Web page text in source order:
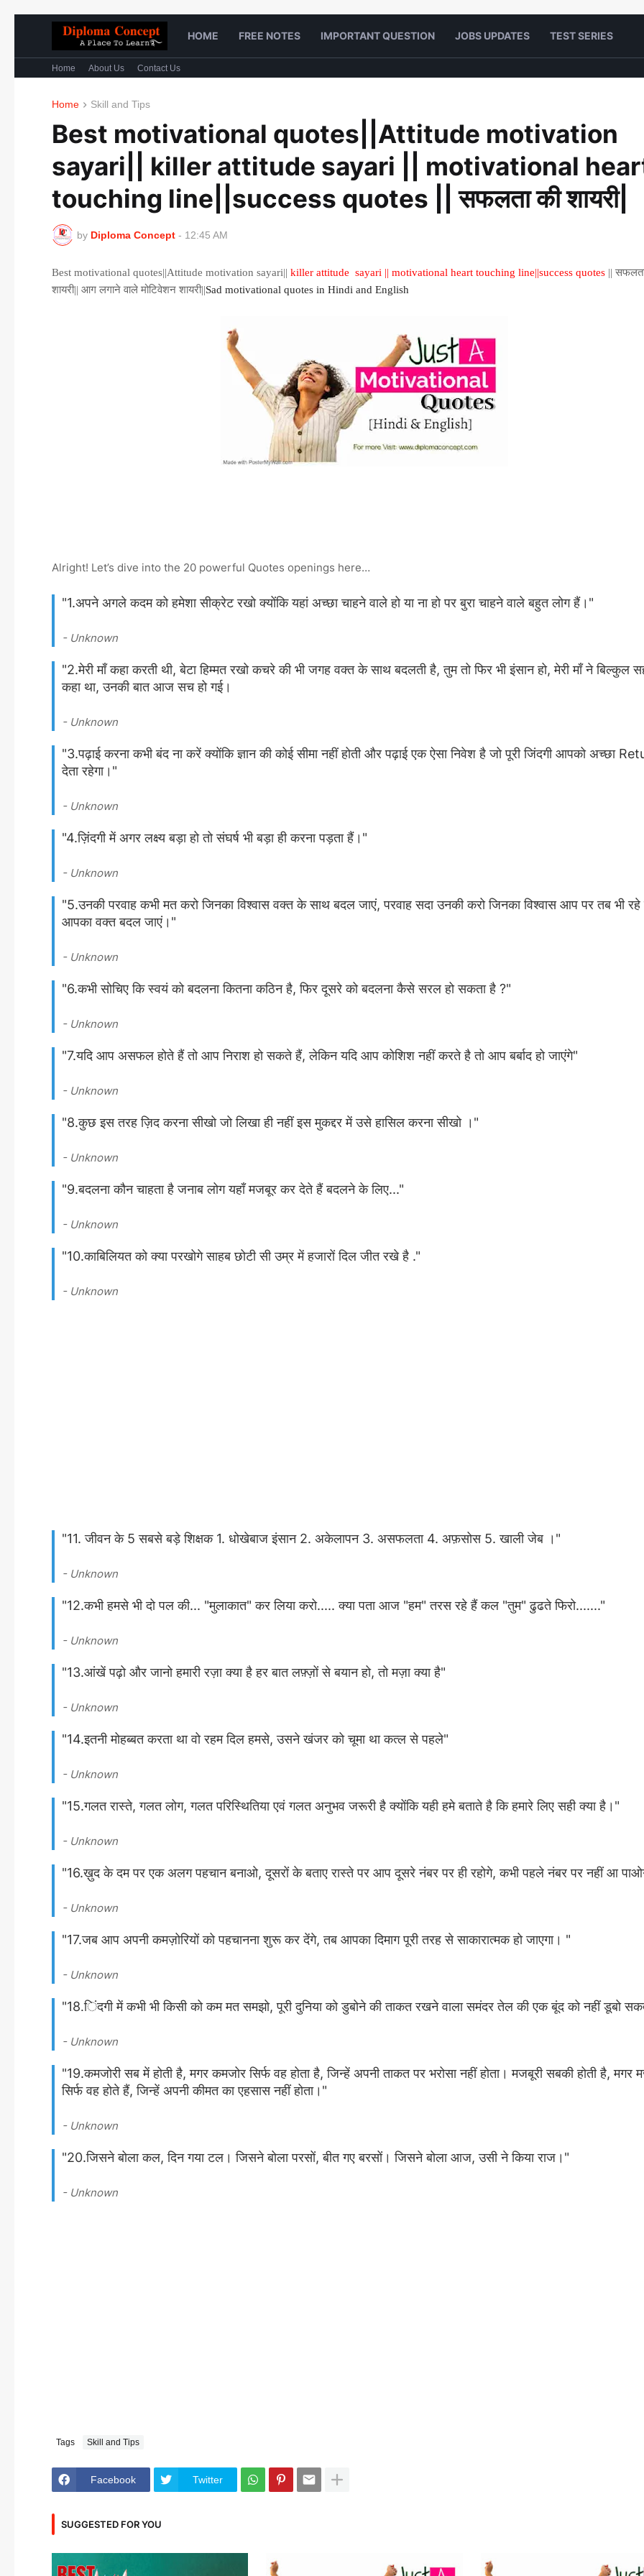
HOME FREE NOTES IMPORTANT QUESTION JOBS UPDATES TEST SERIES
Home About Us Contact Us
Home Skill and Tips
Best motivational quotes||Attitude motivation
sayari|| killer attitude sayari || motivational
touching line||success quotes || सफलता की शायरी|
by Diploma Concept - 12:45 AM
Best motivational quotes||Attitude motivation sayari|| killer attitude sayari || motivational heart touching line||success quotes ||
शायरी|| आग लगाने वाले मोटिवेशन शायरी||Sad motivational quotes in Hindi and English
Alright! Let’s dive into the 20 powerful Quotes openings here…
"1.अपने अगले कदम को हमेशा सीक्रेट रखो क्योंकि यहां अच्छा चाहने वाले हो या ना हो पर बुरा चाहने वाले बहुत लोग हैं।"
- Unknown
"2.मेरी माँ कहा करती थी, बेटा हिम्मत रखो कचरे की भी जगह वक्त के साथ बदलती है, तुम तो फिर भी इंसान हो, मेरी माँ ने बिल्कुल
कहा था, उनकी बात आज सच हो गई।
- Unknown
"3.पढ़ाई करना कभी बंद ना करें क्योंकि ज्ञान की कोई सीमा नहीं होती और पढ़ाई एक ऐसा निवेश है जो पूरी जिंदगी आपको अच्छा
देता रहेगा।"
- Unknown
"4.ज़िंदगी में अगर लक्ष्य बड़ा हो तो संघर्ष भी बड़ा ही करना पड़ता हैं।"
- Unknown
"5.उनकी परवाह कभी मत करो जिनका विश्वास वक्त के साथ बदल जाएं, परवाह सदा उनकी करो जिनका विश्वास आप पर तब भी
आपका वक्त बदल जाएं।"
- Unknown
"6.कभी सोचिए कि स्वयं को बदलना कितना कठिन है, फिर दूसरे को बदलना कैसे सरल हो सकता है ?"
- Unknown
"7.यदि आप असफल होते हैं तो आप निराश हो सकते हैं, लेकिन यदि आप कोशिश नहीं करते है तो आप बर्बाद हो जाएंगे"
- Unknown
"8.कुछ इस तरह ज़िद करना सीखो जो लिखा ही नहीं इस मुकद्दर में उसे हासिल करना सीखो ।"
- Unknown
"9.बदलना कौन चाहता है जनाब लोग यहाँ मजबूर कर देते हैं बदलने के लिए..."
- Unknown
"10.काबिलियत को क्या परखोगे साहब छोटी सी उम्र में हजारों दिल जीत रखे है ."
- Unknown
"11. जीवन के 5 सबसे बड़े शिक्षक 1. धोखेबाज इंसान 2. अकेलापन 3. असफलता 4. अफ़सोस 5. खाली जेब ।"
- Unknown
"12.कभी हमसे भी दो पल की... "मुलाकात" कर लिया करो..... क्या पता आज "हम" तरस रहे हैं कल "तुम" ढुढते फिरो......."
- Unknown
"13.आंखें पढ़ो और जानो हमारी रज़ा क्या है हर बात लफ़्ज़ों से बयान हो, तो मज़ा क्या है"
- Unknown
"14.इतनी मोहब्बत करता था वो रहम दिल हमसे, उसने खंजर को चूमा था कत्ल से पहले"
- Unknown
"15.गलत रास्ते, गलत लोग, गलत परिस्थितिया एवं गलत अनुभव जरूरी है क्योंकि यही हमे बताते है कि हमारे लिए सही क्या है।"
- Unknown
"16.ख़ुद के दम पर एक अलग पहचान बनाओ, दूसरों के बताए रास्ते पर आप दूसरे नंबर पर ही रहोगे, कभी पहले नंबर पर नहीं आ
- Unknown
"17.जब आप अपनी कमज़ोरियों को पहचानना शुरू कर देंगे, तब आपका दिमाग पूरी तरह से साकारात्मक हो जाएगा। "
- Unknown
"18.िंदगी में कभी भी किसी को कम मत समझो, पूरी दुनिया को डुबोने की ताकत रखने वाला समंदर तेल की एक बूंद को नहीं डूबो
- Unknown
"19.कमजोरी सब में होती है, मगर कमजोर सिर्फ वह होता है, जिन्हें अपनी ताकत पर भरोसा नहीं होता। मजबूरी सबकी होती है, मगर
सिर्फ वह होते हैं, जिन्हें अपनी कीमत का एहसास नहीं होता।"
- Unknown
"20.जिसने बोला कल, दिन गया टल। जिसने बोला परसों, बीत गए बरसों। जिसने बोला आज, उसी ने किया राज।"
- Unknown
Tags Skill and Tips
Facebook Twitter
SUGGESTED FOR YOU